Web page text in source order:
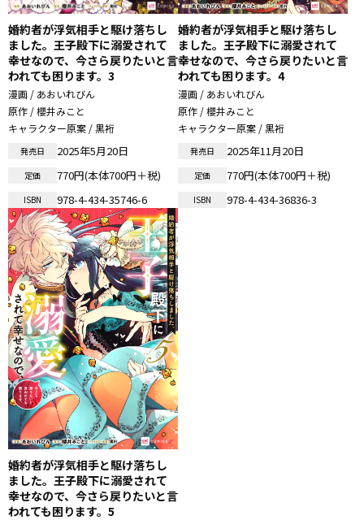
婚約者が浮気相手と駆け落ちし
ました。王子殿下に溺愛されて
幸せなので、今さら戻りたいと言
われても困ります。3
漫画 / あおいれびん
原作 / 櫻井みこと
キャラクター原案 / 黒裄
発売日 2025年5月20日
定価 770円(本体700円＋税)
ISBN 978-4-434-35746-6
婚約者が浮気相手と駆け落ちし
ました。王子殿下に溺愛されて
幸せなので、今さら戻りたいと言
われても困ります。4
漫画 / あおいれびん
原作 / 櫻井みこと
キャラクター原案 / 黒裄
発売日 2025年11月20日
定価 770円(本体700円＋税)
ISBN 978-4-434-36836-3
婚約者が浮気相手と駆け落ちし
ました。王子殿下に溺愛されて
幸せなので、今さら戻りたいと言
われても困ります。5